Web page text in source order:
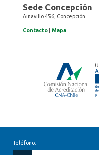
Sede Concepción
Ainavillo 456, Concepción
Contacto Mapa
Teléfono: